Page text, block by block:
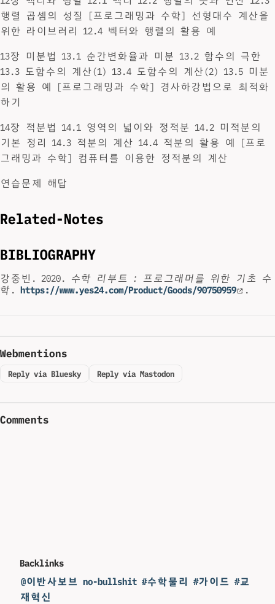
행렬 곱셈의 성질 [프로그래밍과 수학] 선형대수 계산을
위한 라이브러리 12.4 벡터와 행렬의 활용 예
13장 미분법 13.1 순간변화율과 미분 13.2 함수의 극한
13.3 도함수의 계산(1) 13.4 도함수의 계산(2) 13.5 미분
의 활용 예 [프로그래밍과 수학] 경사하강법으로 최적화
하기
14장 적분법 14.1 영역의 넓이와 정적분 14.2 미적분의
기본 정리 14.3 적분의 계산 14.4 적분의 활용 예 [프로
그래밍과 수학] 컴퓨터를 이용한 정적분의 계산
연습문제 해답
Related-Notes
BIBLIOGRAPHY
강중빈. 2020.
수학 리부트 : 프로그래머를 위한 기초 수
학 . https://www.yes24.com/Product/Goods/90750959 .
Webmentions
Reply via Bluesky Reply via Mastodon
Comments
Backlinks
@이반사보브 no-bullshit #수학물리 #가이드 #교
재혁신